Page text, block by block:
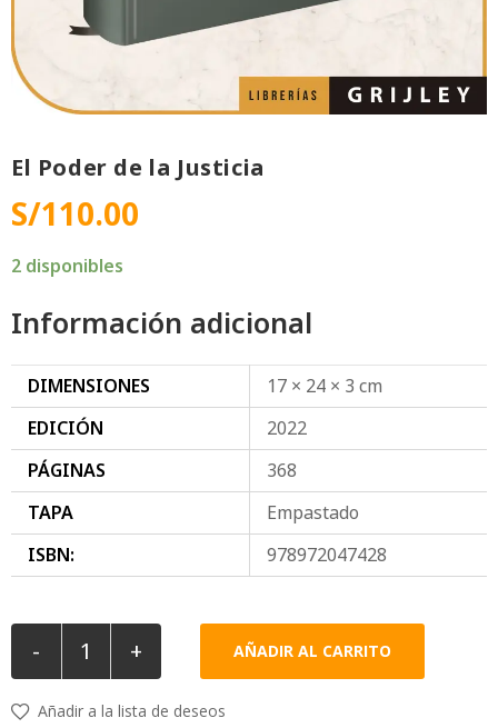
El Poder de la Justicia
S/110.00
2 disponibles
Información adicional
DIMENSIONES
17 × 24 × 3 cm
EDICIÓN
2022
PÁGINAS
368
TAPA
Empastado
ISBN:
978972047428
- + AÑADIR AL CARRITO
Añadir a la lista de deseos